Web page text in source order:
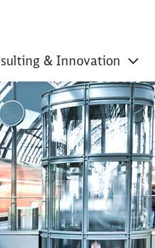
& Innovation